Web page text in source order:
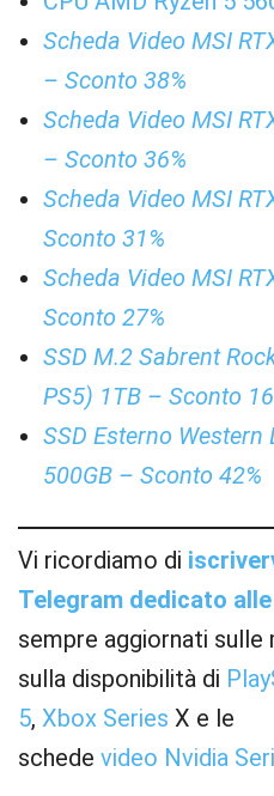
Scheda Video MSI
– Sconto 38%
Scheda Video MSI
– Sconto 36%
Scheda Video MSI
Sconto 31%
Scheda Video MSI
Sconto 27%
SSD M.2 Sabrent
PS5) 1TB – Sconto
SSD Esterno
500GB – Sconto 42%
Vi ricordiamo di
Telegram dedicato
sempre aggiornati
sulla disponibilità di
5, Xbox Series X e le
schede video Nvidia